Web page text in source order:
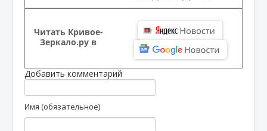
Читать Кривое-
Зеркало.ру в
Добавить комментарий
Имя (обязательное)